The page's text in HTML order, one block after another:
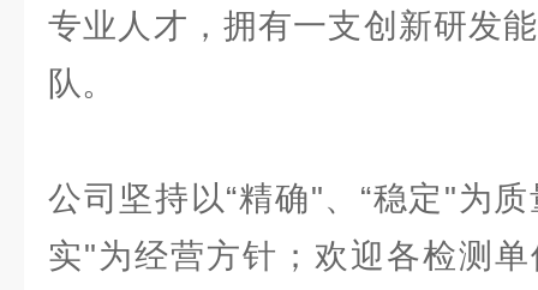
专业人才，拥有一支创新研发
队。
公司坚持以“精确"、“稳定"为
实"为经营方针；欢迎各检测